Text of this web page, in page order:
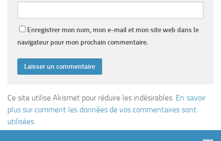
Enregistrer mon nom, mon e-mail et mon site web dans le
navigateur pour mon prochain commentaire.
Ce site utilise Akismet pour réduire les indésirables. En savoir
plus sur comment les données de vos commentaires sont
utilisées